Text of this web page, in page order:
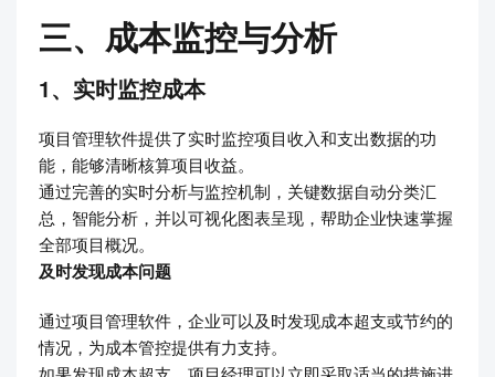
三、成本监控与分析
1、实时监控成本
项目管理软件提供了实时监控项目收入和支出数据的功
能，能够清晰核算项目收益。
通过完善的实时分析与监控机制，关键数据自动分类汇
总，智能分析，并以可视化图表呈现，帮助企业快速掌握
全部项目概况。
及时发现成本问题
通过项目管理软件，企业可以及时发现成本超支或节约的
情况，为成本管控提供有力支持。